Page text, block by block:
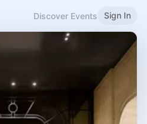
Discover Events Sign In